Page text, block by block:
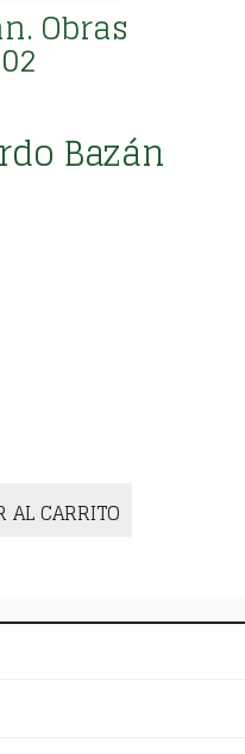
Obras
Bazán
AL CARRITO